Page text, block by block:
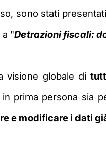
sono stati
"Detrazioni fiscali:
visione globale di
prima persona sia
e modificare i dati